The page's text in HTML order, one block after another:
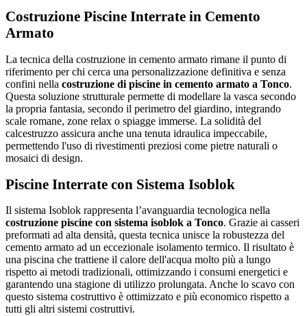
Costruzione Piscine Interrate in Cemento
Armato
La tecnica della costruzione in cemento armato rimane il punto di
riferimento per chi cerca una personalizzazione definitiva e senza
confini nella costruzione di piscine in cemento armato a Tonco.
Questa soluzione strutturale permette di modellare la vasca secondo
la propria fantasia, secondo il perimetro del giardino, integrando
scale romane, zone relax o spiagge immerse. La solidità del
calcestruzzo assicura anche una tenuta idraulica impeccabile,
permettendo l'uso di rivestimenti preziosi come pietre naturali o
mosaici di design.
Piscine Interrate con Sistema Isoblok
Il sistema Isoblok rappresenta l’avanguardia tecnologica nella
costruzione piscine con sistema isoblok a Tonco. Grazie ai casseri
preformati ad alta densità, questa tecnica unisce la robustezza del
cemento armato ad un eccezionale isolamento termico. Il risultato è
una piscina che trattiene il calore dell'acqua molto più a lungo
rispetto ai metodi tradizionali, ottimizzando i consumi energetici e
garantendo una stagione di utilizzo prolungata. Anche lo scavo con
questo sistema costruttivo è ottimizzato e più economico rispetto a
tutti gli altri sistemi costruttivi.